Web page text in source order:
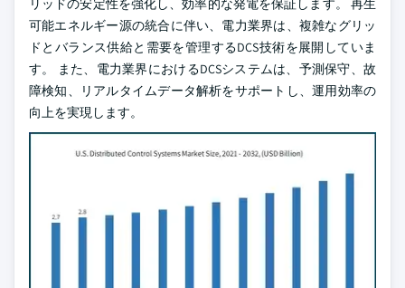
リッドの安定性を強化し、効率的な発電を保証します。 再生
可能エネルギー源の統合に伴い、電力業界は、複雑なグリッ
ドとバランス供給と需要を管理するDCS技術を展開していま
す。 また、電力業界におけるDCSシステムは、予測保守、故
障検知、リアルタイムデータ解析をサポートし、運用効率の
向上を実現します。